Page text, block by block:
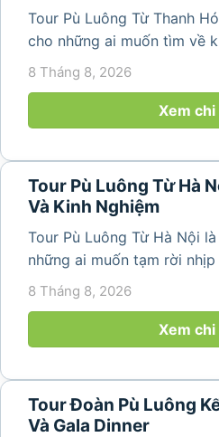
Tour Pù Luông Từ Thanh
cho những ai muốn tìm về
trong lành, ruộng bậc
ngày. Không cần di
8 Tháng 8, 2026
Xem
Tour Pù Luông Từ Hà
Và Kinh Nghiệm
Tour Pù Luông Từ Hà Nội
những ai muốn tạm rời
về không gian núi rừng
yên bình và ruộng bậc
8 Tháng 8, 2026
Xem
Tour Đoàn Pù Luông
Và Gala Dinner